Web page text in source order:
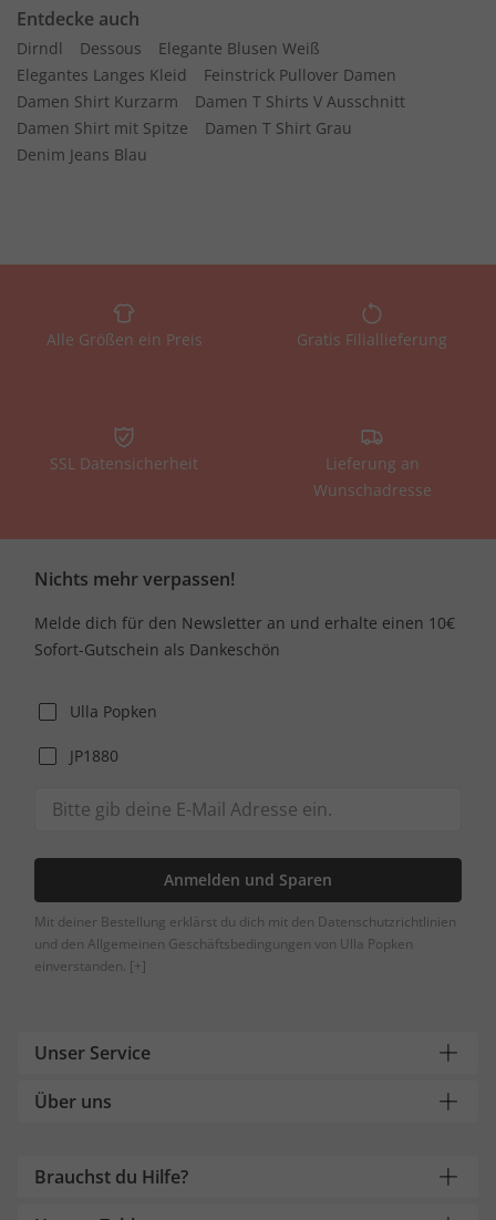
Entdecke auch
Dirndl Dessous
Elegante Blusen Weiß
Elegantes Langes Kleid
Feinstrick Pullover Damen
Damen Shirt Kurzarm
Damen T Shirts V Ausschnitt
Damen Shirt mit Spitze
Damen T Shirt Grau
Denim Jeans Blau
Alle Größen ein Preis Gratis Filiallieferung
SSL Datensicherheit
Lieferung an
Wunschadresse
Nichts mehr verpassen!
Melde dich für den Newsletter an und erhalte einen 10€
Sofort-Gutschein als Dankeschön
Ulla Popken
JP1880
Anmelden und Sparen
Mit deiner Bestellung erklärst du dich mit den Datenschutzrichtlinien
und den Allgemeinen Geschäftsbedingungen von Ulla Popken
einverstanden. [+]
Unser Service
Über uns
Brauchst du Hilfe?